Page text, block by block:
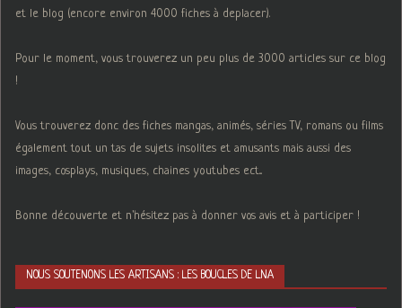
et le blog (encore environ 4000 fiches à deplacer).
Pour le moment, vous trouverez un peu plus de 3000 articles sur ce blog
!
Vous trouverez donc des fiches mangas, animés, séries TV, romans ou films
également tout un tas de sujets insolites et amusants mais aussi des
images, cosplays, musiques, chaines youtubes ect...
Bonne découverte et n'hésitez pas à donner vos avis et à participer !
NOUS SOUTENONS LES ARTISANS : LES BOUCLES DE LNA